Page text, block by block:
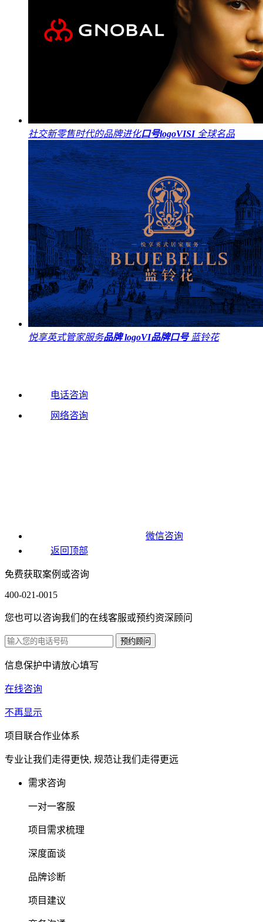
社交新零售时代的品牌进化口号logoVISI 全球名品
悦享英式管家服务品牌 logoVI品牌口号 蓝铃花
电话咨询
网络咨询
微信咨询
返回顶部
免费获取案例或咨询
400-021-0015
您也可以咨询我们的在线客服或预约资深顾问
信息保护中请放心填写
在线咨询
不再显示
项目联合作业体系
专业让我们走得更快, 规范让我们走得更远
需求咨询
一对一客服
项目需求梳理
深度面谈
品牌诊断
项目建议